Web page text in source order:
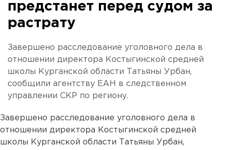
предстанет перед судом за
растрату
Завершено расследование уголовного дела в
отношении директора Костыгинской средней
школы Курганской области Татьяны Урбан,
сообщили агентству ЕАН в следственном
управлении СКР по региону.
Завершено расследование уголовного дела в
отношении директора Костыгинской средней
школы Курганской области Татьяны Урбан,